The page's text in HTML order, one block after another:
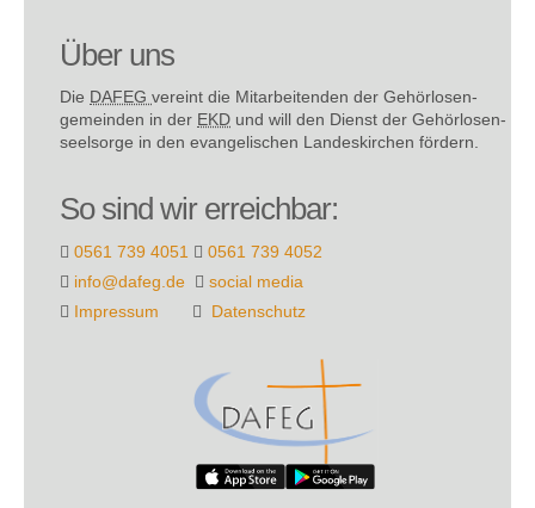
Über uns
Die DAFEG vereint die Mitarbeitenden der Gehör­losen­
gemeinden in der EKD und will den Dienst der Gehör­losen­
seel­sorge in den evange­lischen Landes­kirchen fördern.
So sind wir erreichbar:
0561 739 4051
0561 739 4052
info@dafeg.de
social media
Impressum
Datenschutz